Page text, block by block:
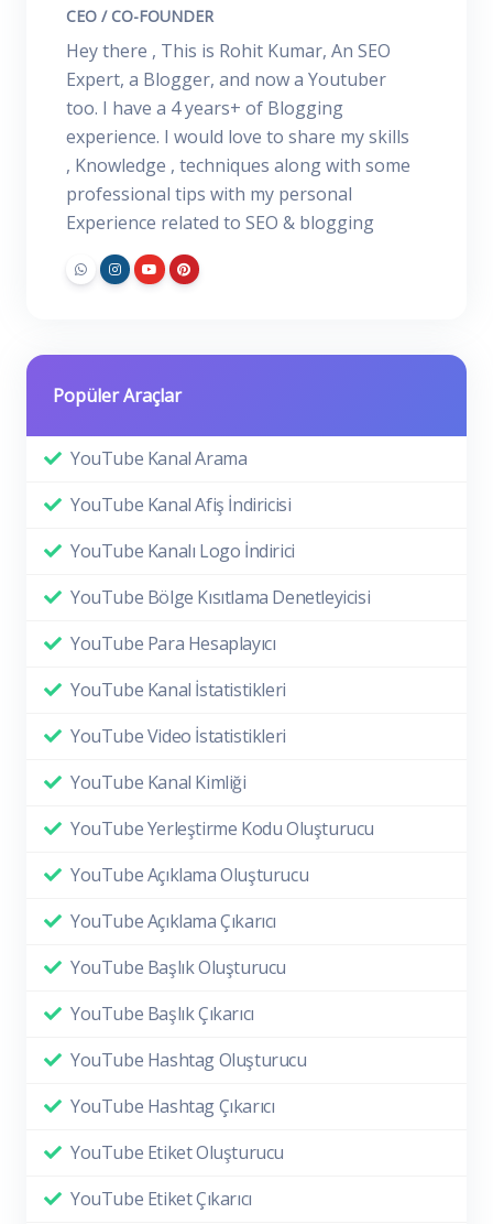
CEO / CO-FOUNDER
Hey there , This is Rohit Kumar, An SEO
Expert, a Blogger, and now a Youtuber
too. I have a 4 years+ of Blogging
experience. I would love to share my skills
, Knowledge , techniques along with some
professional tips with my personal
Experience related to SEO & blogging
Popüler Araçlar
YouTube Kanal Arama
YouTube Kanal Afiş İndiricisi
YouTube Kanalı Logo İndirici
YouTube Bölge Kısıtlama Denetleyicisi
YouTube Para Hesaplayıcı
YouTube Kanal İstatistikleri
YouTube Video İstatistikleri
YouTube Kanal Kimliği
YouTube Yerleştirme Kodu Oluşturucu
YouTube Açıklama Oluşturucu
YouTube Açıklama Çıkarıcı
YouTube Başlık Oluşturucu
YouTube Başlık Çıkarıcı
YouTube Hashtag Oluşturucu
YouTube Hashtag Çıkarıcı
YouTube Etiket Oluşturucu
YouTube Etiket Çıkarıcı